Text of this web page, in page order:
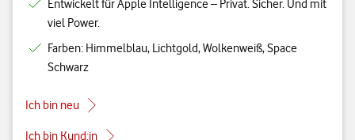
Entwickelt für Apple Intelligence – Privat. Sicher. Und mit
viel Power.
Farben: Himmelblau, Lichtgold, Wolkenweiß, Space
Schwarz
Ich bin neu
Ich bin Kund:in